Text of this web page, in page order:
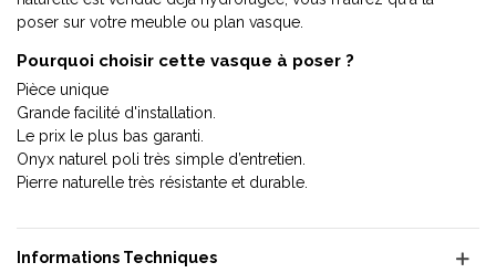
poser sur votre meuble ou plan vasque.
Pourquoi choisir cette vasque à poser ?
Pièce unique
Grande facilité d'installation.
Le prix le plus bas garanti.
Onyx naturel poli très simple d’entretien.
Pierre naturelle très résistante et durable.
Informations Techniques